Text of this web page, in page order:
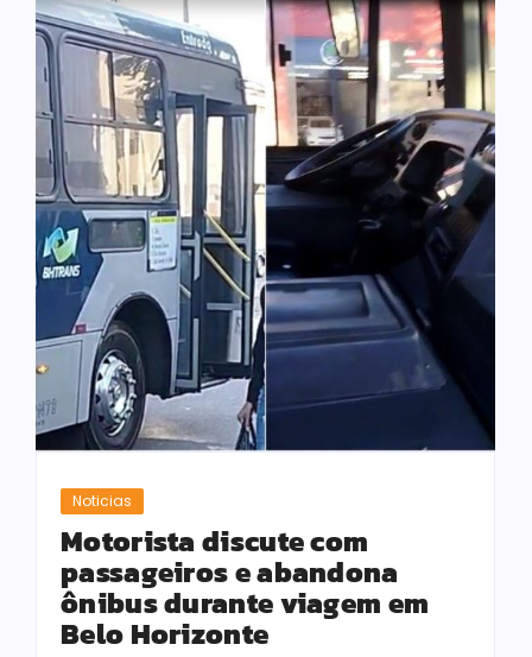
Noticias
Motorista discute com
passageiros e abandona
ônibus durante viagem em
Belo Horizonte